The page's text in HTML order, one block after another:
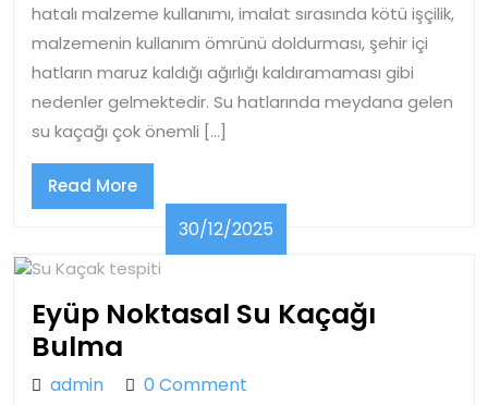
hatalı malzeme kullanımı, imalat sırasında kötü işçilik,
malzemenin kullanım ömrünü doldurması, şehir içi
hatların maruz kaldığı ağırlığı kaldıramaması gibi
nedenler gelmektedir. Su hatlarında meydana gelen
su kaçağı çok önemli […]
Read MoreRead
More
30/12/2025
Eyüp Noktasal Su Kaçağı
Bulma
Noktasal
adminadmin0 Comment